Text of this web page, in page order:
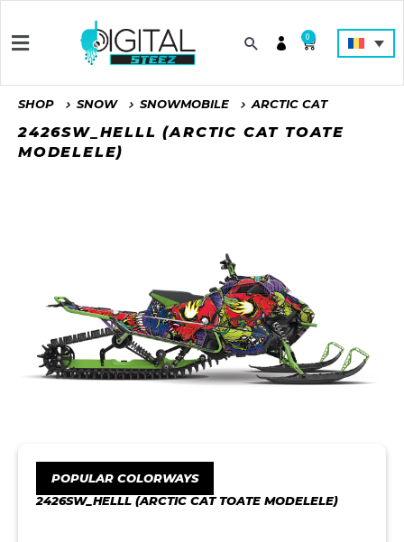
0
SHOP SNOW SNOWMOBILE ARCTIC CAT
2426SW_HELLL (ARCTIC CAT TOATE
MODELELE)
POPULAR COLORWAYS
2426SW_HELLL (ARCTIC CAT TOATE MODELELE)